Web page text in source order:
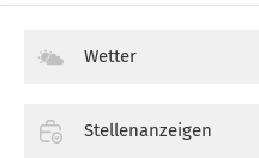
Wetter
Stellenanzeigen